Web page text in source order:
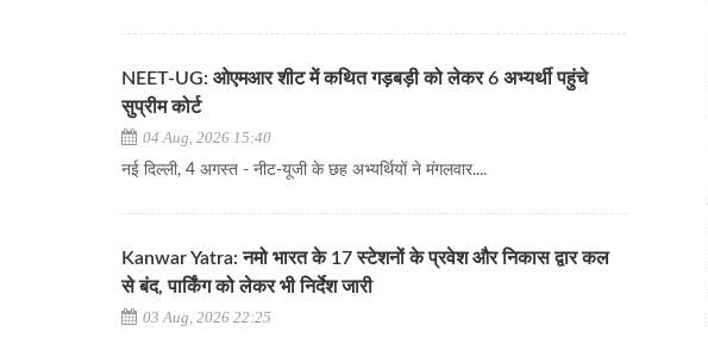
NEET-UG: ओएमआर शीट में कथित गड़बड़ी को लेकर 6 अभ्यर्थी पहुंचे
सुप्रीम कोर्ट
04 Aug, 2026 15:40
नई दिल्ली, 4 अगस्त - नीट-यूजी के छह अभ्यर्थियों ने मंगलवार....
Kanwar Yatra: नमो भारत के 17 स्टेशनों के प्रवेश और निकास द्वार कल
से बंद, पार्किंग को लेकर भी निर्देश जारी
03 Aug, 2026 22:25